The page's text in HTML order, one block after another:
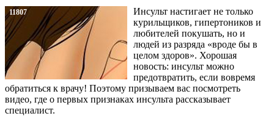
11807
Инсульт настигает не только
курильщиков, гипертоников и
любителей покушать, но и
людей из разряда «вроде бы в
целом здоров». Хорошая
новость: инсульт можно
предотвратить, если вовремя
обратиться к врачу! Поэтому призываем вас посмотреть
видео, где о первых признаках инсульта рассказывает
специалист.